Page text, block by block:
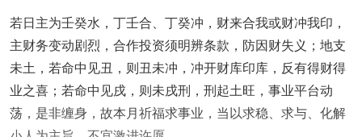
若日主为壬癸水，丁壬合、丁癸冲，财来合我或财冲我印，
主财务变动剧烈，合作投资须明辨条款，防因财失义；地支
未土，若命中见丑，则丑未冲，冲开财库印库，反有得财得
业之喜；若命中见戌，则未戌刑，刑起土旺，事业平台动
荡，是非缠身，故本月祈福求事业，当以求稳、求与、化解